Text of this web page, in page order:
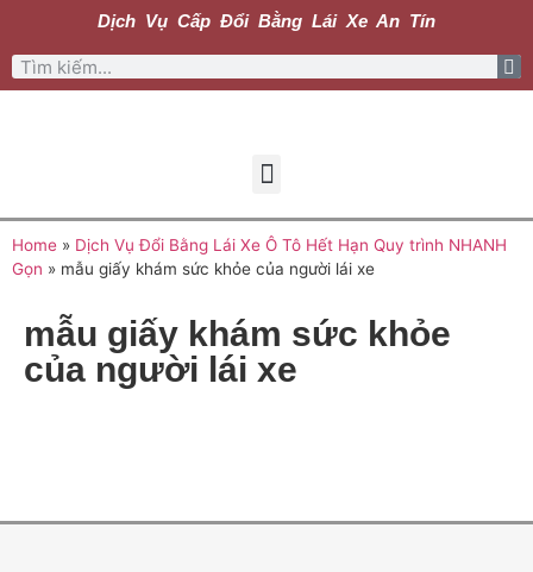
Dịch Vụ Cấp Đổi Bằng Lái Xe An Tín
Home » Dịch Vụ Đổi Bằng Lái Xe Ô Tô Hết Hạn Quy trình NHANH
Gọn » mẫu giấy khám sức khỏe của người lái xe
mẫu giấy khám sức khỏe
của người lái xe